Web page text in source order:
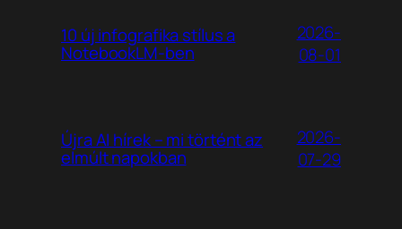
10 új infografika stílus a
NotebookLM-ben
2026-
08-01
Újra AI hírek – mi történt az
elmúlt napokban
2026-
07-29